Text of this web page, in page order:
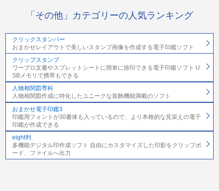
「その他」カテゴリーの人気ランキング
クリックスタンパー
おまかせレイアウトで美しいスタンプ画像を作成する電子印鑑ソフト
クリップスタンプ
ワープロ文書やスプレットシートに簡単に捺印できる電子印鑑ソフト U
SBメモリで携帯もできる
人物相関図専科
人物相関図作成に特化したユニークな装飾機能満載のソフト
おまかせ電子印鑑3
印鑑用フォントが30書体も入っているので、より本格的な見栄えの電子
印鑑が作成できる
eight判
多機能デジタル印作成ソフト 自由にカスタマイズした印影をクリップボ
ード、ファイルへ出力